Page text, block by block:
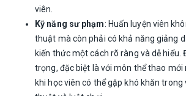
viên.
Kỹ năng sư phạm: Huấn luyện viên
thuật mà còn phải có khả năng giảng
kiến thức một cách rõ ràng và dễ hiểu.
trọng, đặc biệt là với môn thể thao mới
khi học viên có thể gặp khó khăn trong